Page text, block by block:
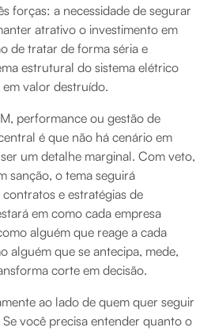
forças: a necessidade de segurar
atrativo o investimento em
de tratar de forma séria e
estrutural do sistema elétrico
valor destruído.
performance ou gestão de
é que não há cenário em
um detalhe marginal. Com veto,
sanção, o tema seguirá
e estratégias de
em como cada empresa
alguém que reage a cada
alguém que se antecipa, mede,
corte em decisão.
ao lado de quem quer seguir
você precisa entender quanto o